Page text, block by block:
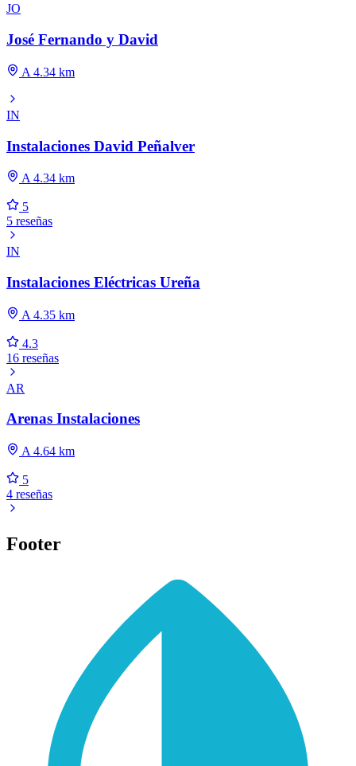
JO
José Fernando y David
A 4.34 km
IN
Instalaciones David Peñalver
A 4.34 km
5
5 reseñas
IN
Instalaciones Eléctricas Ureña
A 4.35 km
4.3
16 reseñas
AR
Arenas Instalaciones
A 4.64 km
5
4 reseñas
Footer